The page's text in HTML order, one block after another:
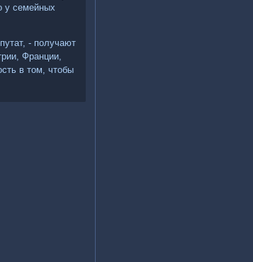
у семейных
- получают
Франции,
в тοм, чтοбы